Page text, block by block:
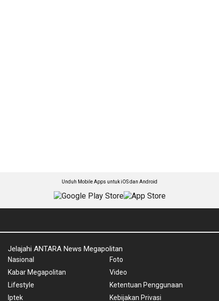
Unduh Mobile Apps untuk iOS dan Android
Jelajahi ANTARA News Megapolitan
Nasional
Kabar Megapolitan
Lifestyle
Iptek
Foto
Video
Ketentuan Penggunaan
Kebijakan Privasi